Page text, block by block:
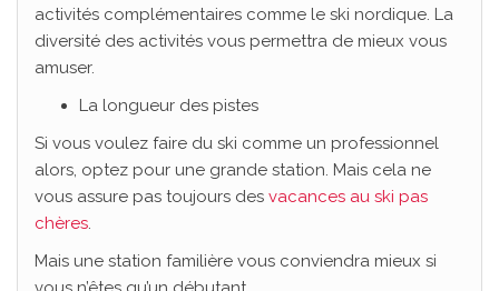
activités complémentaires comme le ski nordique. La
diversité des activités vous permettra de mieux vous
amuser.
La longueur des pistes
Si vous voulez faire du ski comme un professionnel
alors, optez pour une grande station. Mais cela ne
vous assure pas toujours des vacances au ski pas
chères.
Mais une station familière vous conviendra mieux si